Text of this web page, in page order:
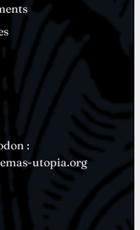
:
utopia.org